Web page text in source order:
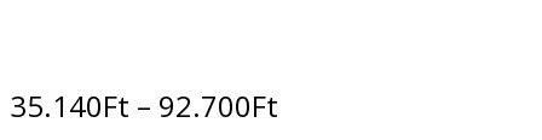
35.140Ft – 92.700Ft